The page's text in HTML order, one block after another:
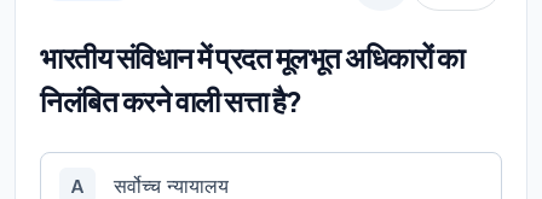
भारतीय संविधान में प्रदत मूलभूत अधिकारों का
निलंबित करने वाली सत्ता है?
A सर्वोच्च न्यायालय